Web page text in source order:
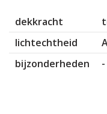
dekkracht
lichtechtheid
bijzonderheden
-